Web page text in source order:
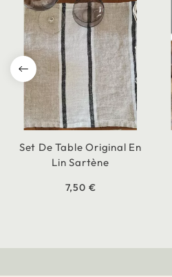
Set De Table Original En
Lin Sartène
7,50 €